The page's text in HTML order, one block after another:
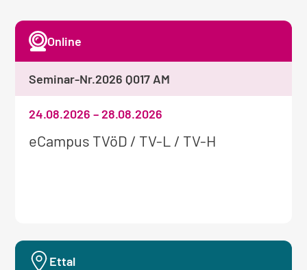
Weitere
eCampus TVöD / TV-L / TV-H
24.08.2026–28.08.2026
Online
Seminar-Nr.2026 Q017 AM
Ettal